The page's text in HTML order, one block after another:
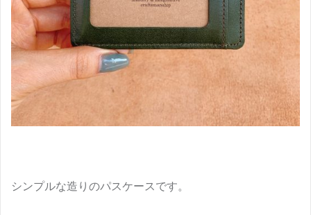
シンプルな造りのパスケースです。